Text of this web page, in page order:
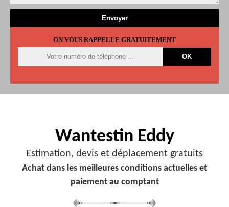
ON VOUS RAPPELLE GRATUITEMENT
Wantestin Eddy
Estimation, devis et déplacement gratuits
Achat dans les meilleures conditions actuelles et
paiement au comptant